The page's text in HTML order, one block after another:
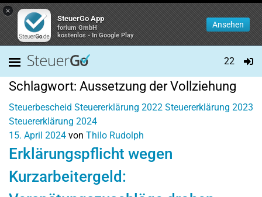
×
SteuerGo App
forium GmbH
kostenlos - In Google Play
Ansehen
22
Schlagwort: Aussetzung der Vollziehung
Steuerbescheid Steuererklärung 2022 Steuererklärung 2023
Steuererklärung 2024
15. April 2024 von Thilo Rudolph
Erklärungspflicht wegen
Kurzarbeitergeld: